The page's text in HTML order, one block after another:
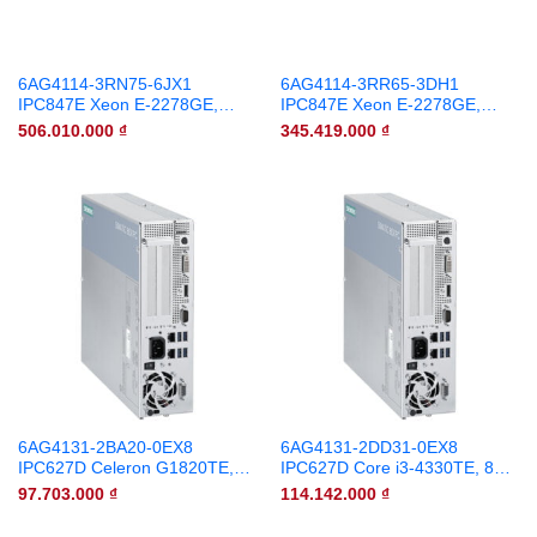
6AG4114-3RN75-6JX1
IPC847E Xeon E-2278GE,
128GB RAM, RAID5 8TB HDD,
506.010.000 ₫
6AG4114-3RR65-3DH1
IPC847E Xeon E-2278GE,
128GB RAM, 960GB SSD,
345.419.000 ₫
6AG4131-2BA20-0EX8
IPC627D Celeron G1820TE,
4GB RAM, 500GB HDD, Win10
97.703.000 ₫
6AG4131-2DD31-0EX8
IPC627D Core i3-4330TE, 8GB
RAM, 1TB HDD, Win10
114.142.000 ₫